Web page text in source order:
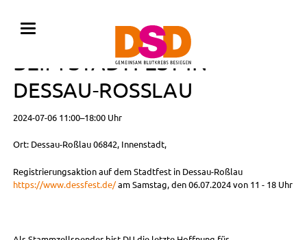
REGISTRIERUNGSAKTION
BEIM STADTFEST IN
DESSAU-ROSSLAU
2024-07-06 11:00–18:00 Uhr
Ort: Dessau-Roßlau 06842, Innenstadt,
Registrierungsaktion auf dem Stadtfest in Dessau-Roßlau
https://www.dessfest.de/am Samstag, den 06.07.2024 von 11 - 18 Uhr